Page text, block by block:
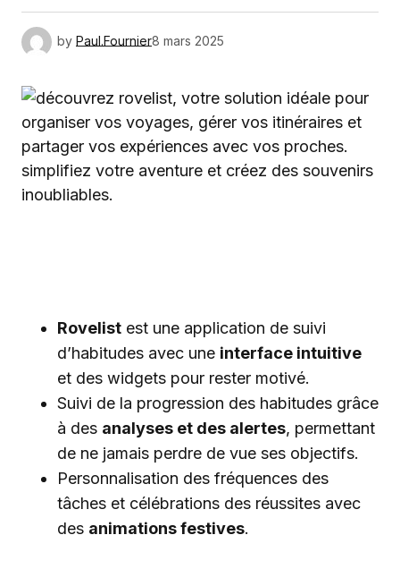
by Paul.Fournier8 mars 2025
Rovelist est une application de suivi
d’habitudes avec une interface intuitive
et des widgets pour rester motivé.
Suivi de la progression des habitudes grâce
à des analyses et des alertes, permettant
de ne jamais perdre de vue ses objectifs.
Personnalisation des fréquences des
tâches et célébrations des réussites avec
des animations festives.